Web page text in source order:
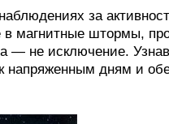
за
магнитные штормы,
— не исключение.
напряженным дням и